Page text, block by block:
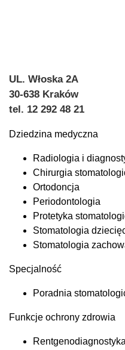
UL. Włoska 2A
30-638 Kraków
tel. 12 292 48 21
Dziedzina medyczna
Radiologia i
Chirurgia
Ortodoncja
Periodontologia
Protetyka
Stomatologia
Stomatologia
Specjalność
Poradnia
Funkcje ochrony zdrowia
Rentgenodiagnostyka